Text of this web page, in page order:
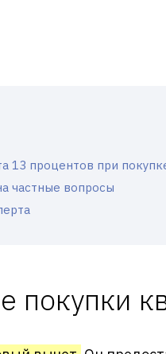
13 процентов при
частные вопросы
покупки